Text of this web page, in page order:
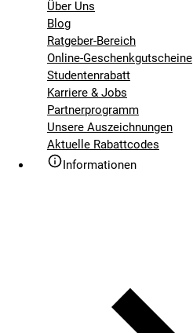
Über Uns
Blog
Ratgeber-Bereich
Online-Geschenkgutscheine
Studentenrabatt
Karriere & Jobs
Partnerprogramm
Unsere Auszeichnungen
Aktuelle Rabattcodes
Informationen